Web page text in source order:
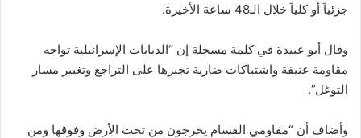
جزئياً أو كلياً خلال الـ48 ساعة الأخيرة.
وقال أبو عبيدة في كلمة مسجلة إن “الدبابات الإسرائيلية تواجه
مقاومة عنيفة واشتباكات ضارية تجبرها على التراجع وتغيير مسار
التوغل”.
وأضاف أن “مقاومي القسام يخرجون من تحت الأرض وفوقها ومن